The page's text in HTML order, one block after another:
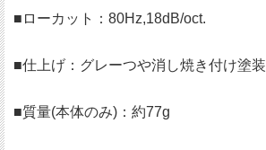
■ローカット：80Hz,18dB/oct.
■仕上げ：グレーつや消し焼き付け塗装
■質量(本体のみ)：約77g